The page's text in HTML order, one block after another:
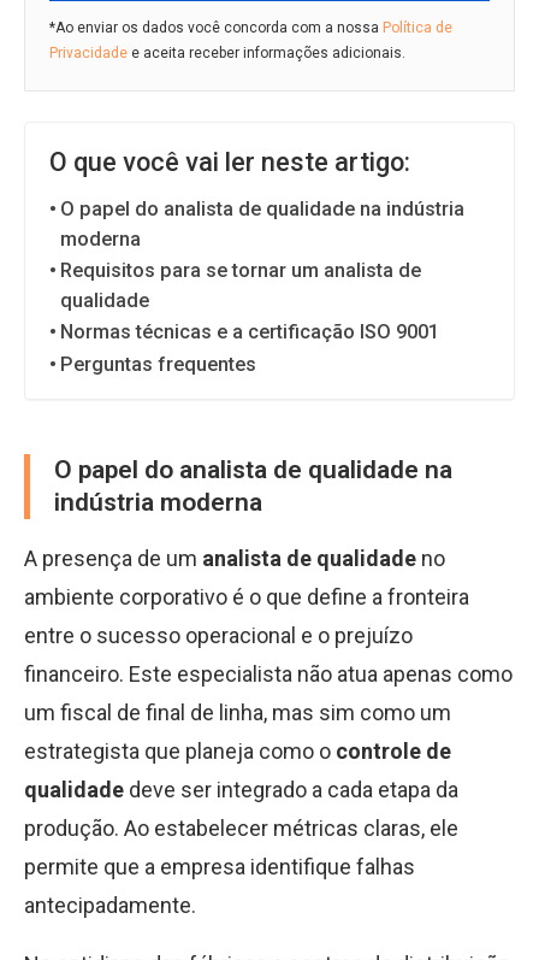
*Ao enviar os dados você concorda com a nossa Política de
Privacidade e aceita receber informações adicionais.
O que você vai ler neste artigo:
O papel do analista de qualidade na indústria
moderna
Requisitos para se tornar um analista de
qualidade
Normas técnicas e a certificação ISO 9001
Perguntas frequentes
O papel do analista de qualidade na
indústria moderna
A presença de um analista de qualidade no
ambiente corporativo é o que define a fronteira
entre o sucesso operacional e o prejuízo
financeiro. Este especialista não atua apenas como
um fiscal de final de linha, mas sim como um
estrategista que planeja como o controle de
qualidade deve ser integrado a cada etapa da
produção. Ao estabelecer métricas claras, ele
permite que a empresa identifique falhas
antecipadamente.